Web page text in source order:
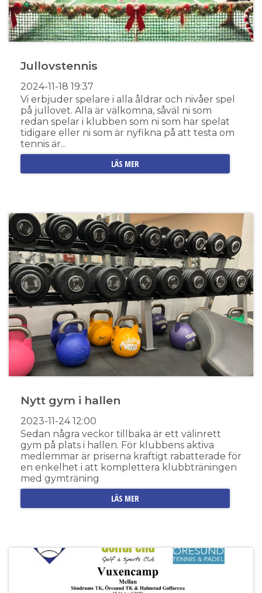
Jullovstennis
2024-11-18 19:37
Vi erbjuder spelare i alla åldrar och nivåer spel
på jullovet. Alla är välkomna, såväl ni som
redan spelar i klubben som ni som har spelat
tidigare eller ni som är nyfikna på att testa om
tennis är...
LÄS MER
Nytt gym i hallen
2023-11-2412:00
Sedan några veckor tillbaka är ett välinrett
gym på plats i hallen. För klubbens aktiva
medlemmar är priserna kraftigt rabatterade för
en enkelhet i att komplettera klubbträningen
med gymträning
LÄS MER